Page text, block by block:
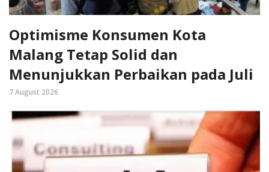
Optimisme Konsumen Kota
Malang Tetap Solid dan
Menunjukkan Perbaikan pada Juli
7 August 2026